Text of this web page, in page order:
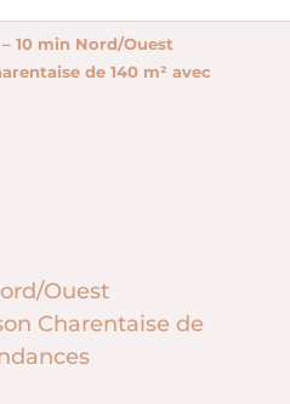
10 min Nord/Ouest
de 140 m² avec
Ouest
Charentaise de